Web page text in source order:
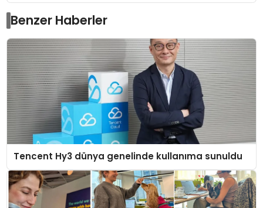
Benzer Haberler
Tencent Hy3 dünya genelinde kullanıma sunuldu